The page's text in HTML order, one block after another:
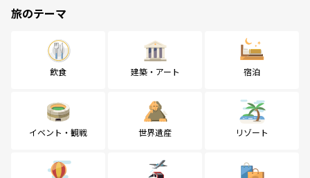
旅のテーマ
飲食 建築・アート 宿泊
イベント・観戦 世界遺産 リゾート